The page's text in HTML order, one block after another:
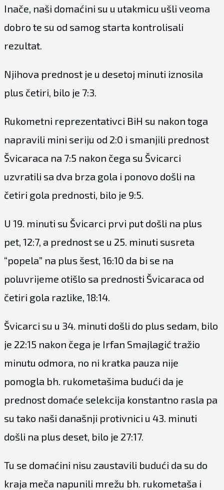
Inače, naši domaćini su u utakmicu ušli veoma
dobro te su od samog starta kontrolisali
rezultat.
Njihova prednost je u desetoj minuti iznosila
plus četiri, bilo je 7:3.
Rukometni reprezentativci BiH su nakon toga
napravili mini seriju od 2:0 i smanjili prednost
Švicaraca na 7:5 nakon čega su Švicarci
uzvratili sa dva brza gola i ponovo došli na
četiri gola prednosti, bilo je 9:5.
U 19. minuti su Švicarci prvi put došli na plus
pet, 12:7, a prednost se u 25. minuti susreta
“popela” na plus šest, 16:10 da bi se na
poluvrijeme otišlo sa prednosti Švicaraca od
četiri gola razlike, 18:14.
Švicarci su u 34. minuti došli do plus sedam, bilo
je 22:15 nakon čega je Irfan Smajlagić tražio
minutu odmora, no ni kratka pauza nije
pomogla bh. rukometašima budući da je
prednost domaće selekcija konstantno rasla pa
su tako naši današnji protivnici u 43. minuti
došli na plus deset, bilo je 27:17.
Tu se domaćini nisu zaustavili budući da su do
kraja meča napunili mrežu bh. rukometaša i